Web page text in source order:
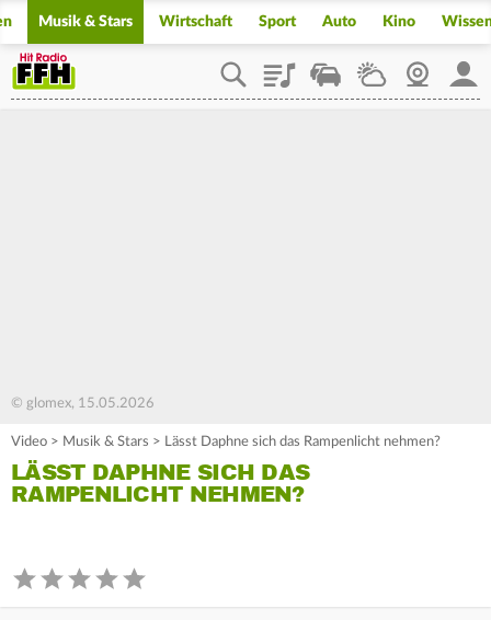
Musik & Stars Wirtschaft Sport Auto Kino
PlaylistStaupilotWetterWebcam
© glomex, 15.05.2026
Video > Musik & Stars > Lässt Daphne sich das Rampenlicht nehmen?
LÄSST DAPHNE SICH DAS
RAMPENLICHT NEHMEN?